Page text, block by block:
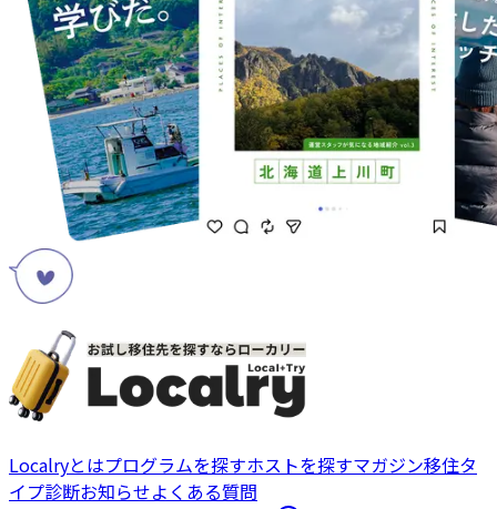
Localryとはプログラムを探すホストを探すマガジン移住タ
イプ診断お知らせよくある質問